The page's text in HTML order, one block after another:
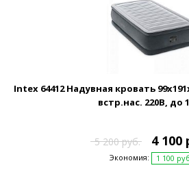
Intex 64412 Надувная кровать
встр.нас. 220В, до
5 200 руб. 4 100
Экономия: 1 100 руб.